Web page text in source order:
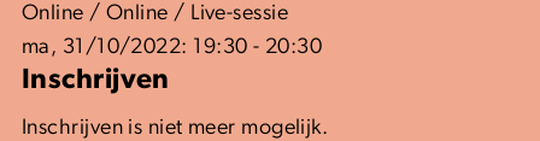
Online / Online / Live-sessie
ma, 31/10/2022: 19:30 - 20:30
Inschrijven
Inschrijven is niet meer mogelijk.